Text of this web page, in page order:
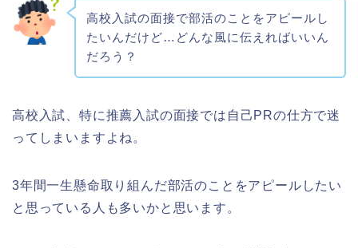
高校入試の面接で部活のことをアピールし
たいんだけど…どんな風に伝えればいいん
だろう？
高校入試、特に推薦入試の面接では自己PRの仕方で迷
ってしまいますよね。
3年間一生懸命取り組んだ部活のことをアピールしたい
と思っている人も多いかと思います。